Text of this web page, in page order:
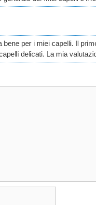
bene per i miei capelli. Il
delicati. La mia